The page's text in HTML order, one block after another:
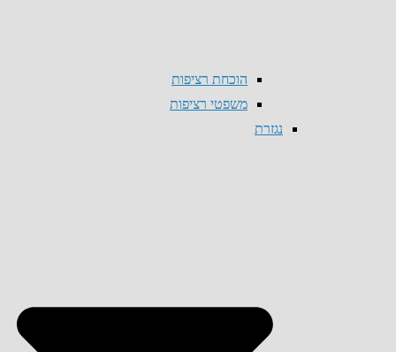
הוכחת רציפות
משפטי רציפות
נגזרת